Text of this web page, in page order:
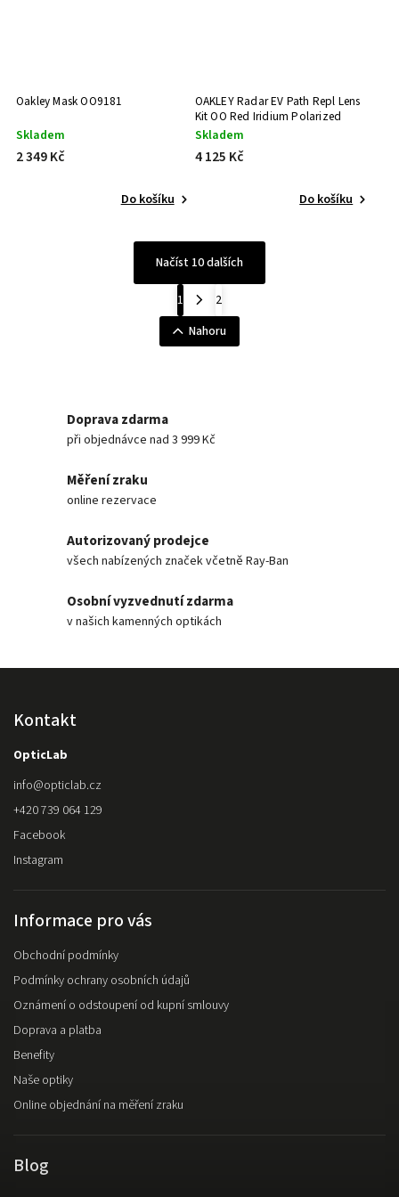
Oakley Mask OO9181
Skladem
2 349 Kč
Do košíku
OAKLEY Radar EV Path Repl Lens
Kit OO Red Iridium Polarized
Skladem
4 125 Kč
Do košíku
Načíst 10 dalších
1
2
Nahoru
Doprava zdarma
při objednávce nad 3 999 Kč
Měření zraku
online rezervace
Autorizovaný prodejce
všech nabízených značek včetně Ray-Ban
Osobní vyzvednutí zdarma
v našich kamenných optikách
Kontakt
OpticLab
info@opticlab.cz
+420 739 064 129
Facebook
Instagram
Informace pro vás
Obchodní podmínky
Podmínky ochrany osobních údajů
Oznámení o odstoupení od kupní smlouvy
Doprava a platba
Benefity
Naše optiky
Online objednání na měření zraku
Blog